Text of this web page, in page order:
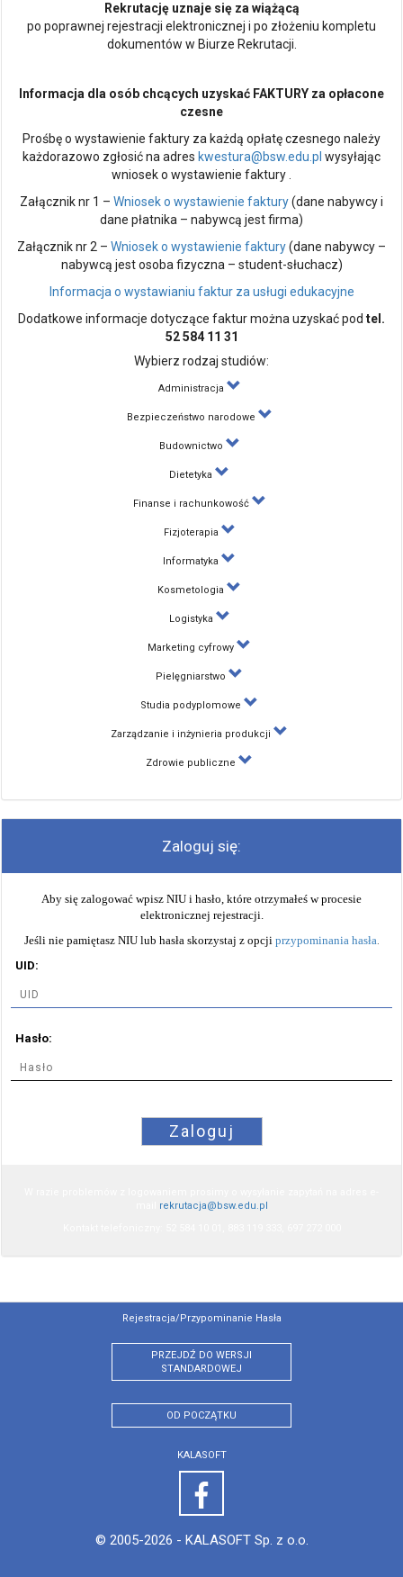
Rekrutację uznaje się za wiążącą
po poprawnej rejestracji elektronicznej i po złożeniu kompletu
dokumentów w Biurze Rekrutacji.
Informacja dla osób chcących uzyskać FAKTURY za opłacone
czesne
Prośbę o wystawienie faktury za każdą opłatę czesnego należy
każdorazowo zgłosić na adres kwestura@bsw.edu.pl wysyłając
wniosek o wystawienie faktury .
Załącznik nr 1 – Wniosek o wystawienie faktury(dane nabywcy i
dane płatnika – nabywcą jest firma)
Załącznik nr 2 – Wniosek o wystawienie faktury(dane nabywcy –
nabywcą jest osoba fizyczna – student-słuchacz)
Informacja o wystawianiu faktur za usługi edukacyjne
Dodatkowe informacje dotyczące faktur można uzyskać pod tel.
52 584 11 31
Wybierz rodzaj studiów:
Administracja
Bezpieczeństwo narodowe
Budownictwo
Dietetyka
Finanse i rachunkowość
Fizjoterapia
Informatyka
Kosmetologia
Logistyka
Marketing cyfrowy
Pielęgniarstwo
Studia podyplomowe
Zarządzanie i inżynieria produkcji
Zdrowie publiczne
Zaloguj się:
Aby się zalogować wpisz NIU i hasło, które otrzymałeś w procesie
elektronicznej rejestracji.
Jeśli nie pamiętasz NIU lub hasła skorzystaj z opcji przypominania hasła.
UID:
Hasło:
Zaloguj
rekrutacja@bsw.edu.pl
Rejestracja/przypominanie Hasła
PRZEJDŹ DO WERSJI
STANDARDOWEJ
OD POCZĄTKU
KALASOFT
© 2005-2026 - KALASOFT Sp. z o.o.